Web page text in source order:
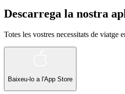
Descarrega la nostra
Totes les vostres necessitats de viatge
Baixeu-lo a l'App Store